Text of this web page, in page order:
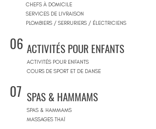
CHEFS À DOMICILE
SERVICES DE LIVRAISON
PLOMBIERS / SERRURIERS / ÉLECTRICIENS
06 ACTIVITÉS POUR ENFANTS
ACTIVITÉS POUR ENFANTS
COURS DE SPORT ET DE DANSE
07 SPAS & HAMMAMS
SPAS & HAMMAMS
MASSAGES THAÏ